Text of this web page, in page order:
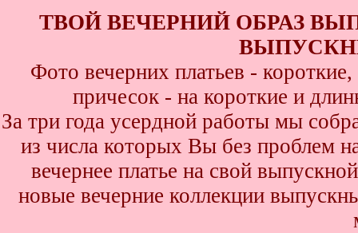
ТВОЙ ВЕЧЕРНИЙ ОБРАЗ
Фото вечерних платьев -
причесок - на короткие и
За три года усердной работы мы
из числа которых Вы без проблем
вечернее платье на свой
новые вечерние коллекции